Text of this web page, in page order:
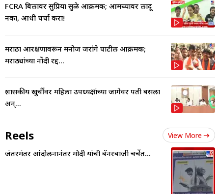
FCRA बिलावर सुप्रिया सुळे आक्रमक; आमच्यावर लादू
नका, आधी चर्चा करा!
मराठा आरक्षणावरून मनोज जरांगे पाटील आक्रमक;
मराठ्यांच्या नोंदी रद्द...
शासकीय खुर्चीवर महिला उपध्यक्षांच्या जागेवर पती बसला
अन्...
Reels View More
जंतरमंतर आंदोलनानंतर मोदी यांची बॅनरबाजी चर्चेत...